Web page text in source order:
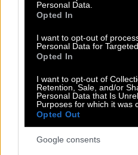
Personal Data.
Opted In
I want to opt-out of
Personal Data for
Opted In
I want to opt-out of
Retention, Sale, and/or
Personal Data that Is
Purposes for which it was
Opted Out
Google consents
4XL
Regular Fit
Ποσότητα:
Ρωτήστε για το προϊόν
Αλλαγή Προϊόντος